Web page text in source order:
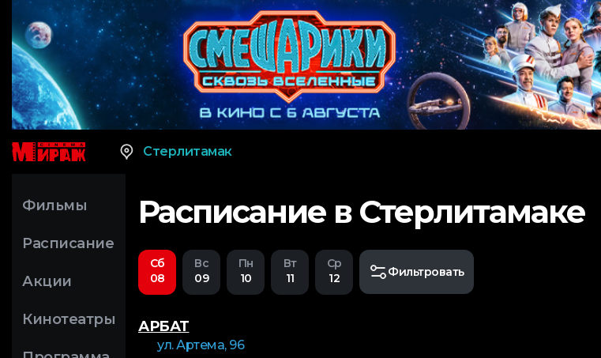
Стерлитамак
Фильмы
Расписание
Акции
Кинотеатры
Расписание в Стерлитамаке
Сб
08
Вс
09
Пн
10
Вт
11
Ср
12
Фильтровать
АРБАТ
ул. Артема, 96